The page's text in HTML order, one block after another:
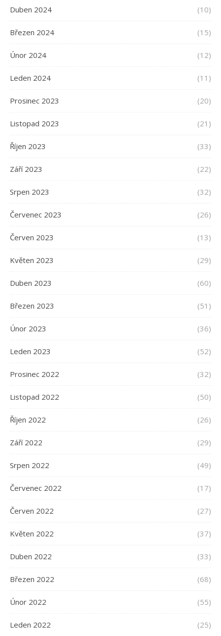
Duben 2024 (10)
Březen 2024 (15)
Únor 2024 (12)
Leden 2024 (11)
Prosinec 2023 (20)
Listopad 2023 (21)
Říjen 2023 (33)
Září 2023 (22)
Srpen 2023 (32)
Červenec 2023 (26)
Červen 2023 (13)
Květen 2023 (29)
Duben 2023 (60)
Březen 2023 (51)
Únor 2023 (36)
Leden 2023 (52)
Prosinec 2022 (32)
Listopad 2022 (50)
Říjen 2022 (26)
Září 2022 (29)
Srpen 2022 (49)
Červenec 2022 (17)
Červen 2022 (27)
Květen 2022 (37)
Duben 2022 (33)
Březen 2022 (68)
Únor 2022 (55)
Leden 2022 (25)